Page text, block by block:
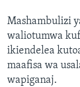
Mashambulizi
waliotumwa
ikiendelea
maafisa wa
wapiganaj.